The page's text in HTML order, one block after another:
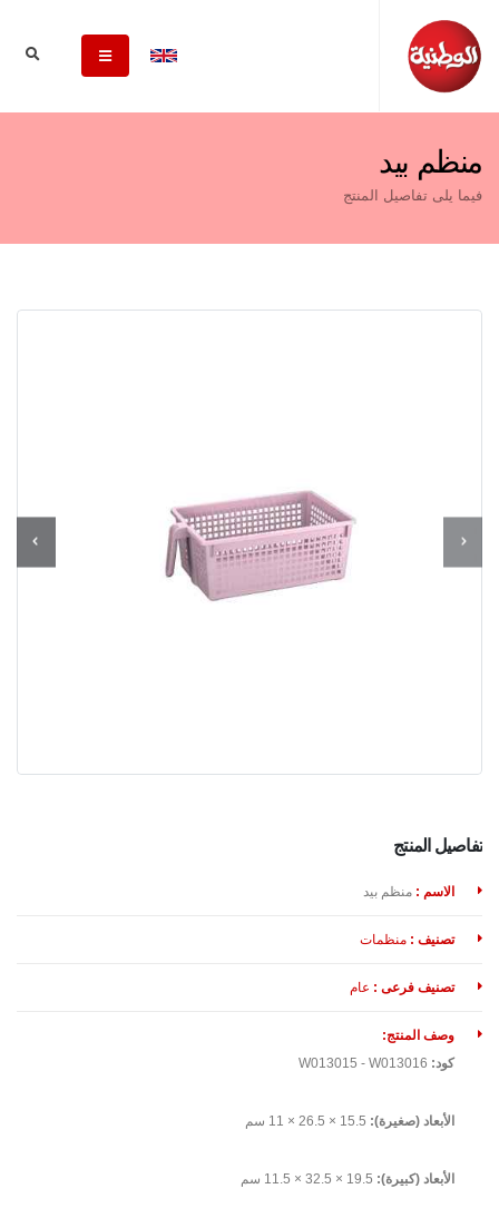
منظم بيد
فيما يلى تفاصيل المنتج
تفاصيل المنتج
الاسم : منظم بيد
تصنيف : منظمات
تصنيف فرعى : عام
وصف المنتج:
كود:
الأبعاد (صغيرة): 15.5 × 26.5 × 11 سم
الأبعاد (كبيرة):